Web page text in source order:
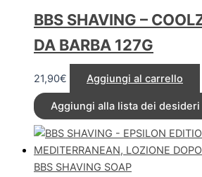
BBS SHAVING –
DA BARBA 127G
21,90€ Aggiungi al carrello
Aggiungi alla lista dei desideri
BBS SHAVING SOAP